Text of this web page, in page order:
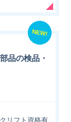
NEW!
品の検品・
リフト資格有